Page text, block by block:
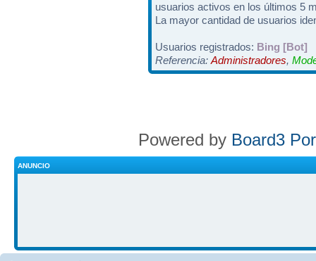
usuarios activos en los últimos 5
La mayor cantidad de usuarios
Usuarios registrados: Bing [Bot]
Referencia: Administradores,
Powered by Board3
ANUNCIO